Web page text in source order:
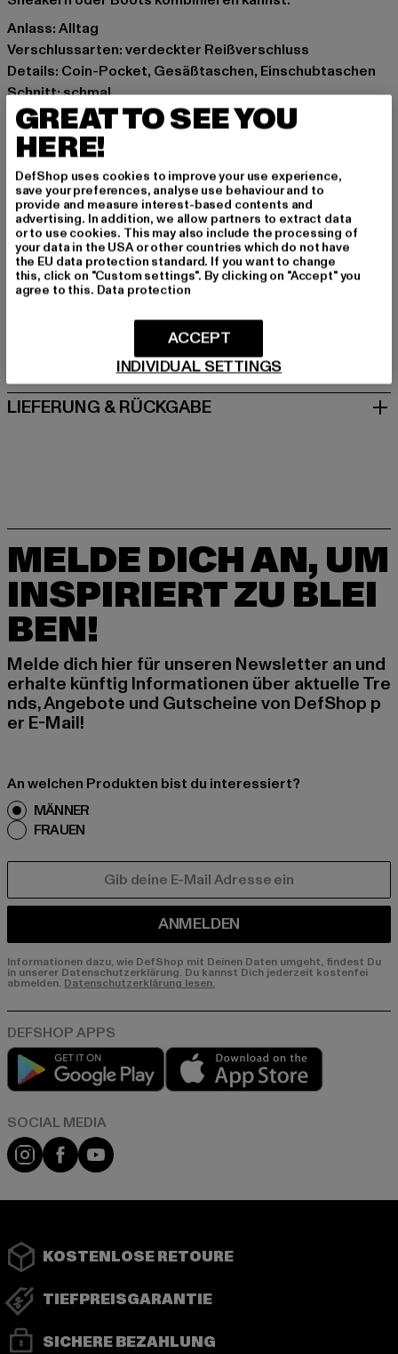
Anlass: Alltag
Verschlussarten: verdeckter Reißverschluss
Details: Coin-Pocket, Gesäßtaschen, Einschubtaschen
Schnitt: schmal
Marke: 2Y Premium
Kat.: Slim Fit Jeans
Farbe: blau
Hersteller Farbe: light blue
Materialzusammensetzung: 98% Baumwolle, 2%
Elasthan
Art.Nr: 2Y-B5918-01851
Hersteller: 2Y Premium GmbH | info@2y-studios.com
GRÖSSE & PASSFORM
LIEFERUNG & RÜCKGABE
MELDE DICH AN, UM
INSPIRIERT ZU BLEI
BEN!
Melde dich hier für unseren Newsletter an und
erhalte künftig Informationen über aktuelle Tre
nds, Angebote und Gutscheine von DefShop p
er E-Mail!
An welchen Produkten bist du interessiert?
MÄNNER
FRAUEN
ANMELDEN
Informationen dazu, wie DefShop mit Deinen Daten umgeht, findest Du
in unserer Datenschutzerklärung. Du kannst Dich jederzeit kostenfei
abmelden. Datenschutzerklärung lesen.
Play market
Instagram
FacebookYouTube
KOSTENLOSE RETOURE
TIEFPREISGARANTIE
SICHERE BEZAHLUNG
GREAT TO SEE YOU
HERE!
DefShop uses cookies to improve your use experience,
save your preferences, analyse use behaviour and to
provide and measure interest-based contents and
advertising. In addition, we allow partners to extract data
or to use cookies. This may also include the processing of
your data in the USA or other countries which do not have
the EU data protection standard. If you want to change
this, click on "Custom settings". By clicking on "Accept" you
agree to this. Data protection
INDIVIDUAL SETTINGS
ACCEPT